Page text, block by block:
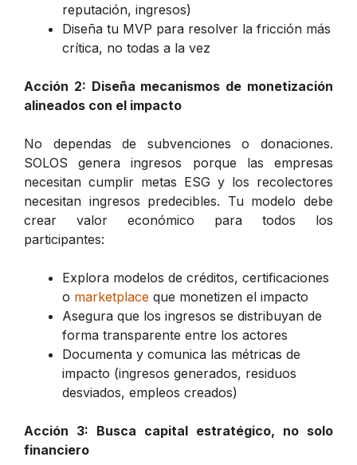
reputación, ingresos)
Diseña tu MVP para resolver la fricción más
crítica, no todas a la vez
Acción 2: Diseña mecanismos de monetización
alineados con el impacto
No dependas de subvenciones o donaciones.
SOLOS genera ingresos porque las empresas
necesitan cumplir metas ESG y los recolectores
necesitan ingresos predecibles. Tu modelo debe
crear valor económico para todos los
participantes:
Explora modelos de créditos, certificaciones
o marketplace que monetizen el impacto
Asegura que los ingresos se distribuyan de
forma transparente entre los actores
Documenta y comunica las métricas de
impacto (ingresos generados, residuos
desviados, empleos creados)
Acción 3: Busca capital estratégico, no solo
financiero